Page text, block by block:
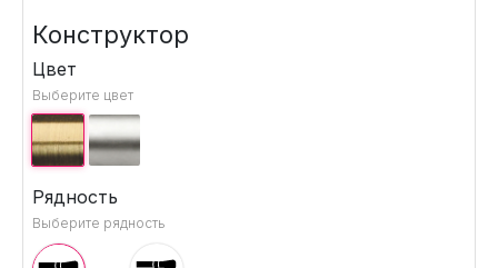
Конструктор
Цвет
Выберите цвет
Рядность
Выберите рядность